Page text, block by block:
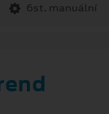
6st. manuální